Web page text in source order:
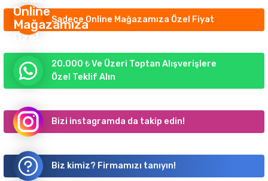
AYDINLATMA
Sadece Online Mağazamıza Özel Fiyat
20.000 ₺ Ve Üzeri Toptan Alışverişlere
Özel Teklif Alın
Bizi instagramda da takip edin!
Biz kimiz? Firmamızı tanıyın!